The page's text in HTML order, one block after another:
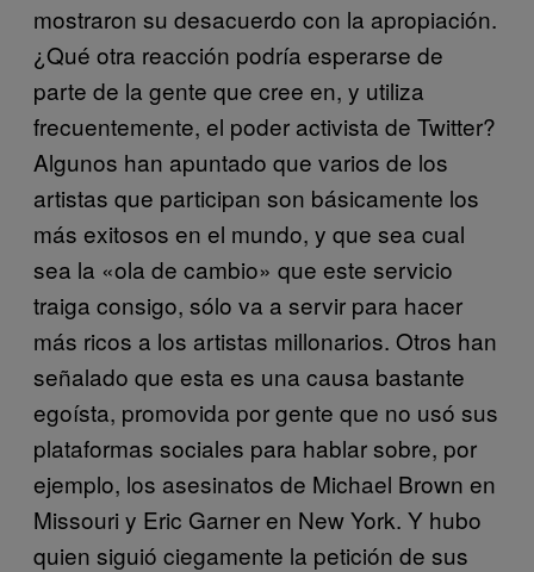
mostraron su desacuerdo con la apropiación.
¿Qué otra reacción podría esperarse de
parte de la gente que cree en, y utiliza
frecuentemente, el poder activista de Twitter?
Algunos han apuntado que varios de los
artistas que participan son básicamente los
más exitosos en el mundo, y que sea cual
sea la «ola de cambio» que este servicio
traiga consigo, sólo va a servir para hacer
más ricos a los artistas millonarios. Otros han
señalado que esta es una causa bastante
egoísta, promovida por gente que no usó sus
plataformas sociales para hablar sobre, por
ejemplo, los asesinatos de Michael Brown en
Missouri y Eric Garner en New York. Y hubo
quien siguió ciegamente la petición de sus